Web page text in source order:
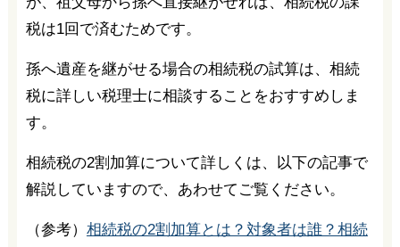
税は1回で済むためです。
孫へ遺産を継がせる場合の相続税の試算は、相続
税に詳しい税理士に相談することをおすすめしま
す。
相続税の2割加算について詳しくは、以下の記事で
解説していますので、あわせてご覧ください。
（参考） 相続税の2割加算とは？対象者は誰？相続